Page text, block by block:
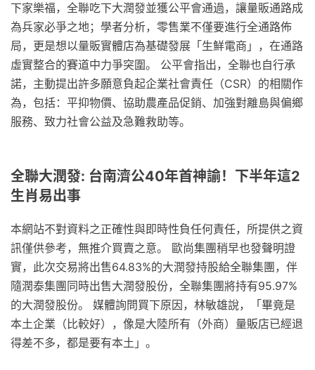
下家樂福，全聯吃下大潤發並獲公平會通過，讓量販通路成
為兵家必爭之地；學者分析，零售業不僅要進行全通路佈
局，更是想以量販實體店為基礎發展「生鮮電商」，在通路
虛實整合的賽道中力爭突圍。 公平會指出，全聯也自行承
諾，主動提出許多願意負起企業社會責任（CSR）的相關作
為，包括：平抑物價、協助農產品促銷、加強對離島與偏鄉
服務、致力社會公益及急難救助等。
全聯大潤發: 台南濟公40年首神諭！下半年這2
生肖易出事
本網站不對資料之正確性與即時性負任何責任，所提供之資
訊僅供參考，無推介買賣之意。 歐尚集團稍早也發聲明證
實，此次交易將出售64.83%的大潤發持股給全聯集團，伴
隨潤泰集團同時出售大潤發股份，全聯集團將持有95.97%
的大潤發股份。 媒體詢問買下原因，林敏雄說，「畢竟是
本土企業（比較好），像是大陸所有（外商）量販店已經退
得差不多，都是要有本土」。